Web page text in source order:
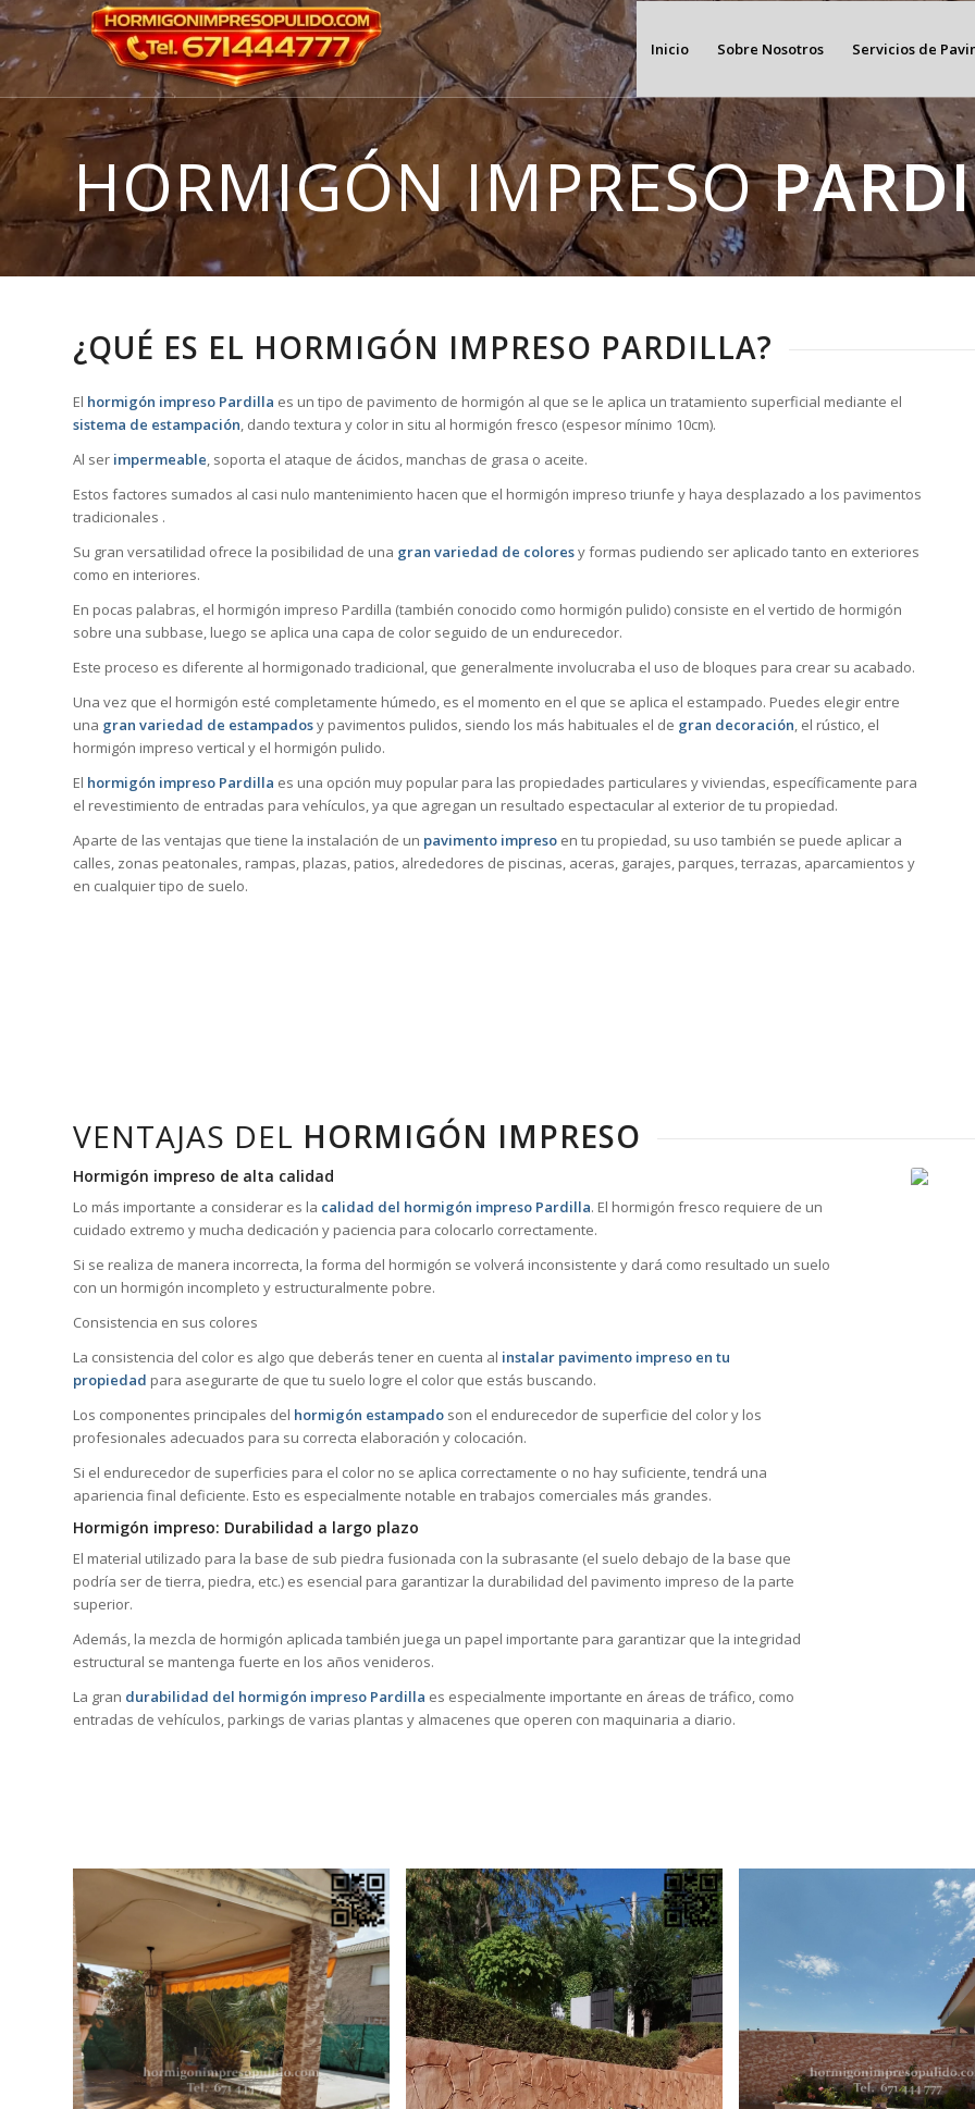
Inicio Sobre Nosotros Servicios de
HORMIGÓN IMPRESO
¿QUÉ ES EL HORMIGÓN IMPRESO PARDILLA?
El hormigón impreso Pardilla es un tipo de pavimento de hormigón al que se le aplica un tratamiento superficial mediante el
sistema de estampación, dando textura y color in situ al hormigón fresco (espesor mínimo 10cm).
Al ser impermeable, soporta el ataque de ácidos, manchas de grasa o aceite.
Estos factores sumados al casi nulo mantenimiento hacen que el hormigón impreso triunfe y haya desplazado a los pavimentos
tradicionales .
Su gran versatilidad ofrece la posibilidad de una gran variedad de coloresy formas pudiendo ser aplicado tanto en exteriores
como en interiores.
En pocas palabras, el hormigón impreso Pardilla (también conocido como hormigón pulido) consiste en el vertido de hormigón
sobre una subbase, luego se aplica una capa de color seguido de un endurecedor.
Este proceso es diferente al hormigonado tradicional, que generalmente involucraba el uso de bloques para crear su acabado.
Una vez que el hormigón esté completamente húmedo, es el momento en el que se aplica el estampado. Puedes elegir entre
una gran variedad de estampadosy pavimentos pulidos, siendo los más habituales el de gran decoración, el rústico, el
hormigón impreso vertical y el hormigón pulido.
El hormigón impreso Pardilla es una opción muy popular para las propiedades particulares y viviendas, específicamente para
el revestimiento de entradas para vehículos, ya que agregan un resultado espectacular al exterior de tu propiedad.
Aparte de las ventajas que tiene la instalación de un pavimento impreso en tu propiedad, su uso también se puede aplicar a
calles, zonas peatonales, rampas, plazas, patios, alrededores de piscinas, aceras, garajes, parques, terrazas, aparcamientos y
en cualquier tipo de suelo.
VENTAJAS DEL HORMIGÓN IMPRESO
Hormigón impreso de alta calidad
Lo más importante a considerar es la calidad del hormigón impreso Pardilla. El hormigón fresco requiere de un
cuidado extremo y mucha dedicación y paciencia para colocarlo correctamente.
Si se realiza de manera incorrecta, la forma del hormigón se volverá inconsistente y dará como resultado un suelo
con un hormigón incompleto y estructuralmente pobre.
Consistencia en sus colores
La consistencia del color es algo que deberás tener en cuenta al instalar pavimento impreso en tu
propiedad para asegurarte de que tu suelo logre el color que estás buscando.
Los componentes principales del hormigón estampado son el endurecedor de superficie del color y los
profesionales adecuados para su correcta elaboración y colocación.
Si el endurecedor de superficies para el color no se aplica correctamente o no hay suficiente, tendrá una
apariencia final deficiente. Esto es especialmente notable en trabajos comerciales más grandes.
Hormigón impreso: Durabilidad a largo plazo
El material utilizado para la base de sub piedra fusionada con la subrasante (el suelo debajo de la base que
podría ser de tierra, piedra, etc.) es esencial para garantizar la durabilidad del pavimento impreso de la parte
superior.
Además, la mezcla de hormigón aplicada también juega un papel importante para garantizar que la integridad
estructural se mantenga fuerte en los años venideros.
La gran durabilidad del hormigón impreso Pardilla es especialmente importante en áreas de tráfico, como
entradas de vehículos, parkings de varias plantas y almacenes que operen con maquinaria a diario.